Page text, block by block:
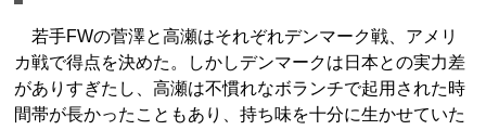
若手FWの菅澤と高瀬はそれぞれデンマーク戦、アメリ
カ戦で得点を決めた。しかしデンマークは日本との実力差
がありすぎたし、高瀬は不慣れなボランチで起用された時
間帯が長かったこともあり、持ち味を十分に生かせていた